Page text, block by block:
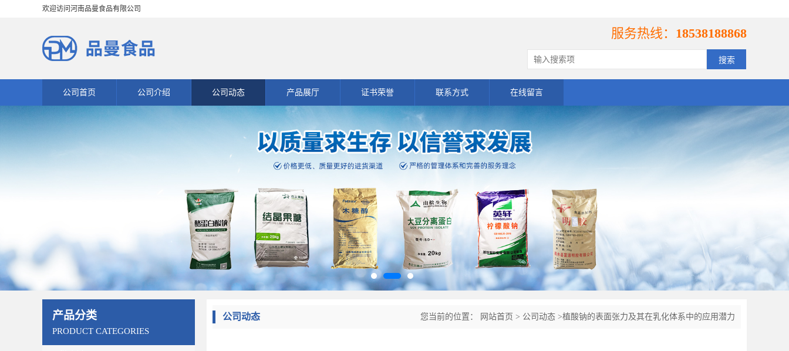
欢迎访问河南品曼食品有限公司
服务热线： 18538188868
公司首页 公司介绍 公司动态 产品展厅 证书荣誉 联系方式 在线留言
产品分类
PRODUCT CATEGORIES
公司动态 您当前的位置： 网站首页 > 公司动态 >植酸钠的表面张力及其在乳化体系中的应用潜力